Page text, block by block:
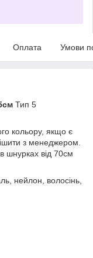
Оплата Умови
Тип 5
кольору, якщо є
з менеджером.
шнурках від 70см
нейлон, волосінь,